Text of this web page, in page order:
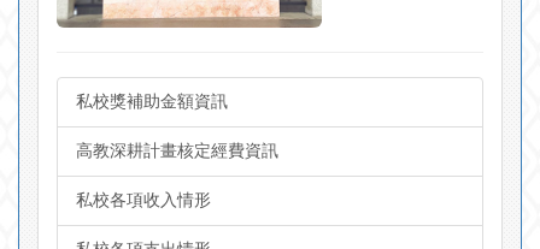
私校獎補助金額資訊
高教深耕計畫核定經費資訊
私校各項收入情形